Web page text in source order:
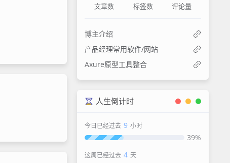
文章数 标签数 评论量
博主介绍
产品经理常用软件/网站
Axure原型工具整合
人生倒计时
今日已经过去 9 小时
39%
这周已经过去 4 天